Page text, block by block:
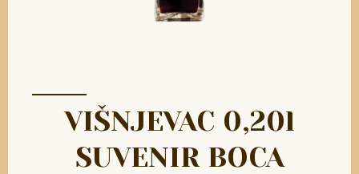
VIŠNJEVAC 0,20l
SUVENIR BOCA